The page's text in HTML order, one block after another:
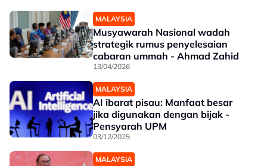
MALAYSIA
Musyawarah Nasional wadah
strategik rumus penyelesaian
cabaran ummah - Ahmad Zahid
13/04/2026
MALAYSIA
AI ibarat pisau: Manfaat besar
jika digunakan dengan bijak -
Pensyarah UPM
03/12/2025
MALAYSIA